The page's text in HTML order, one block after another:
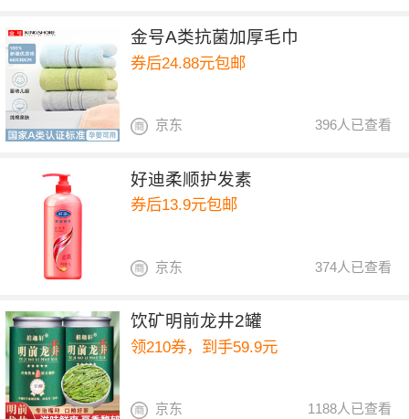
金号A类抗菌加厚毛巾
券后24.88元包邮
396人已查看
京东
好迪柔顺护发素
券后13.9元包邮
374人已查看
京东
饮矿明前龙井2罐
领210券，到手59.9元
1188人已查看
京东